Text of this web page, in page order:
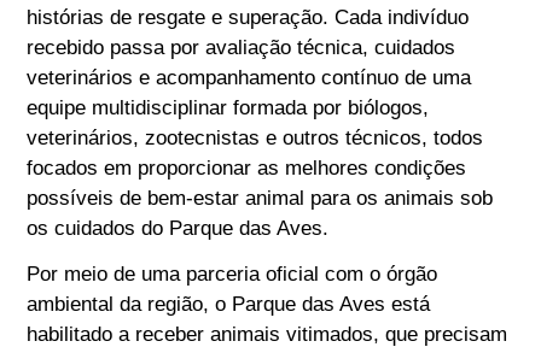
histórias de resgate e superação. Cada indivíduo
recebido passa por avaliação técnica, cuidados
veterinários e acompanhamento contínuo de uma
equipe multidisciplinar formada por biólogos,
veterinários, zootecnistas e outros técnicos, todos
focados em proporcionar as melhores condições
possíveis de bem-estar animal para os animais sob
os cuidados do Parque das Aves.
Por meio de uma parceria oficial com o órgão
ambiental da região, o Parque das Aves está
habilitado a receber animais vitimados, que precisam